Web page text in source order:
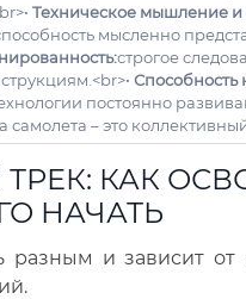
Техническое мышление и
мысленно
строгое
Способность
постоянно
самолета – это коллективный
КАК
НАЧАТЬ
и зависит от